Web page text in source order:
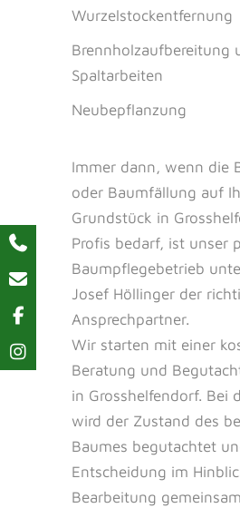
Wurzelstockentfernung
Brennholzaufbereitung
Spaltarbeiten
Neubepflanzung
Immer dann, wenn die
oder Baumfällung auf
Grundstück in
Profis bedarf, ist unser
Baumpflegebetrieb
Josef Höllinger der
Ansprechpartner.
Wir starten mit einer
Beratung und
in Grosshelfendorf. Bei
wird der Zustand des
Baumes begutachtet
Entscheidung im
Bearbeitung